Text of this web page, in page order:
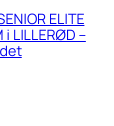
ELITE
LILLERØD –